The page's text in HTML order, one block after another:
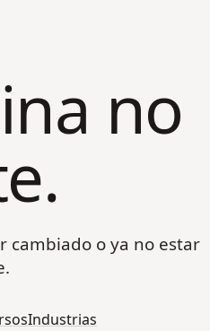
no
cambiado o ya no estar
Industrias